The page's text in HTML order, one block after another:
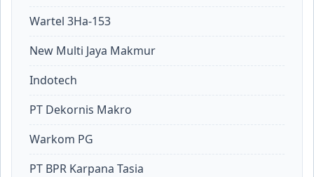
Wartel 3Ha-153
New Multi Jaya Makmur
Indotech
PT Dekornis Makro
Warkom PG
PT BPR Karpana Tasia